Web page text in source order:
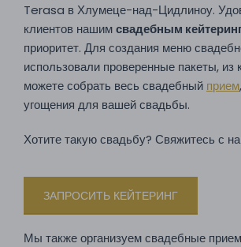
Terasa в Хлумеце-над-Цидлиноу.
клиентов нашимсвадебным
приоритет. Для создания меню
использовали проверенные пакеты, из
можете собрать весь свадебный прием,
угощения для вашей свадьбы.
Хотите такую свадьбу? Свяжитесь с
ЗАПРОСИТЬ КЕЙТЕРИНГ
Мы также организуем свадебные